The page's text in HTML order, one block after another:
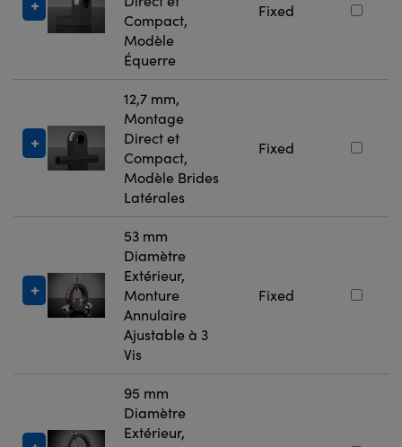
Compact,
Modèle
Équerre
Fixed
12,7 mm,
Montage
Direct et
Compact,
Modèle Brides
Latérales
Fixed
53 mm
Diamètre
Extérieur,
Monture
Annulaire
Ajustable à 3
Vis
Fixed
95 mm
Diamètre
Extérieur,